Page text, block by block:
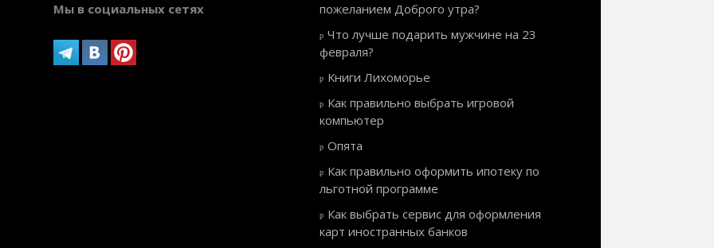
Мы в социальных сетях
пожеланием Доброго утра?
Что лучше подарить мужчине на 23
февраля?
Книги Лихоморье
Как правильно выбрать игровой
компьютер
Опята
Как правильно оформить ипотеку по
льготной программе
Как выбрать сервис для оформления
карт иностранных банков